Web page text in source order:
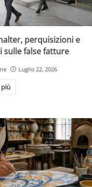
perquisizioni e
sulle false fatture
Luglio 22, 2026
più